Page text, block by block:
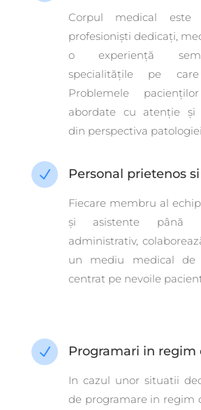
Corpul medical este
profesioniști dedicați,
o experiență
specialitățile pe
Problemele
abordate cu atenție și
din perspectiva
N Personal prietenos
Fiecare membru al
și asistente până
administrativ,
un mediu medical de
centrat pe nevoile
N Programari in regim
In cazul unor situatii
de programare in regim